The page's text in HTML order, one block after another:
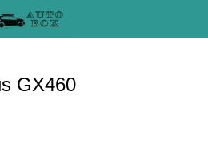
GX460